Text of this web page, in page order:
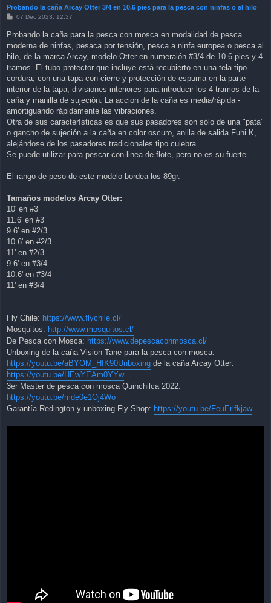
Probando la caña Arcay Otter 3/4 en 10.6 pies para la pesca con ninfas o al hilo
P
t
07 Dec 2023, 12:37
Probando la caña para la pesca con mosca en modalidad de pesca
moderna de ninfas, pesaca por tensión, pesca a ninfa europea o pesca al
hilo, de la marca Arcay, modelo Otter en numeraión #3/4 de 10.6 pies y 4
tramos. El tubo protector que incluye está recubierto en una tela tipo
cordura, con una tapa con cierre y protección de espuma en la parte
interior de la tapa, divisiones interiores para introducir los 4 tramos de la
caña y manilla de sujeción. La accion de la caña es media/rápida -
amortiguando rápidamente las vibraciones.
Otra de sus características es que sus pasadores son sólo de una "pata"
o gancho de sujeción a la caña en color oscuro, anilla de salida Fuhi K,
alejándose de los pasadores tradicionales tipo culebra.
Se puede utilizar para pescar con linea de flote, pero no es su fuerte.
El rango de peso de este modelo bordea los 89gr.
Tamaños modelos Arcay Otter:
10' en #3
11.6' en #3
9.6' en #2/3
10.6' en #2/3
11' en #2/3
9.6' en #3/4
10.6' en #3/4
11' en #3/4
Fly Chile: https://www.flychile.cl/
Mosquitos: http://www.mosquitos.cl/
De Pesca con Mosca: https://www.depescaconmosca.cl/
Unboxing de la caña Vision Tane para la pesca con mosca:
https://youtu.be/aBYOM_HfK90Unboxing de la caña Arcay Otter:
https://youtu.be/HEwYEAm0YYw
3er Master de pesca con mosca Quinchilca 2022:
https://youtu.be/mde0e1Oj4Wo
Garantía Redington y unboxing Fly Shop: https://youtu.be/FeuErlfkjaw